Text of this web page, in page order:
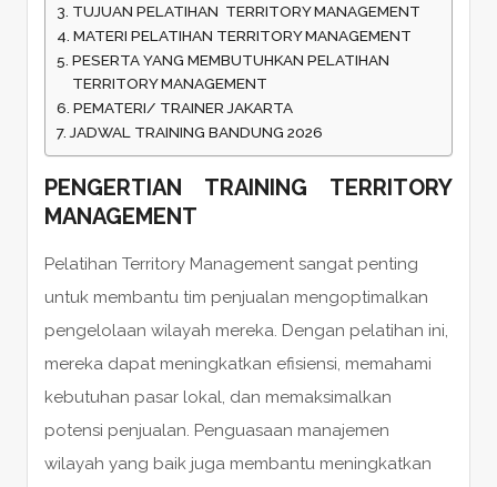
TUJUAN PELATIHAN TERRITORY MANAGEMENT
MATERI PELATIHAN TERRITORY MANAGEMENT
PESERTA YANG MEMBUTUHKAN PELATIHAN
TERRITORY MANAGEMENT
PEMATERI/ TRAINER JAKARTA
JADWAL TRAINING BANDUNG 2026
PENGERTIAN TRAINING TERRITORY
MANAGEMENT
Pelatihan Territory Management sangat penting
untuk membantu tim penjualan mengoptimalkan
pengelolaan wilayah mereka. Dengan pelatihan ini,
mereka dapat meningkatkan efisiensi, memahami
kebutuhan pasar lokal, dan memaksimalkan
potensi penjualan. Penguasaan manajemen
wilayah yang baik juga membantu meningkatkan